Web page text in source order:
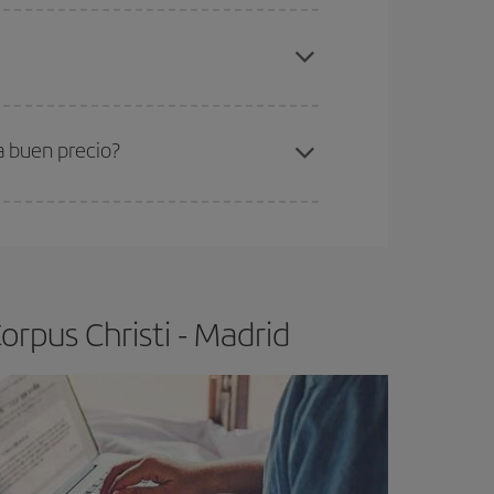
Christi-Madrid-dest
buen precio?
Christi - Madrid